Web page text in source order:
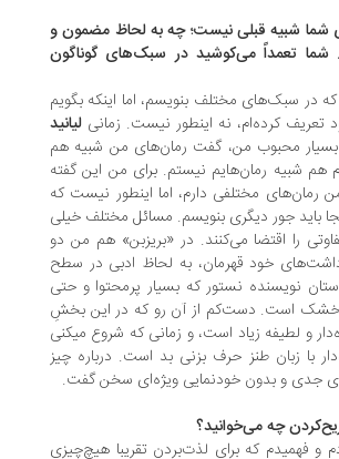
قبلی نیست؛ چه به لحاظ مضمون و
می‌کوشید در سبک‌های گوناگون
مختلف بنویسم، اما اینکه بگویم
نه اینطور نیست. زمانی لیانید
محبوب من، گفت رمان‌های من شبیه هم
رمان‌هایم نیستم. برای من این گفته
مختلفی دارم، اما اینطور نیست که
جور دیگری بنویسم. مسائل مختلف خیلی
می‌کنند. در «بریزبن» هم من دو
خود قهرمان، به لحاظ ادبی در سطح
نستور که بسیار پرمحتوا و حتی
دست‌کم از آن رو که در این بخشِ
زیاد است، و زمانی که شروع میکنی
طنز حرف بزنی بد است. درباره چیز
و بدون خودنمایی ویژه‌ای سخن گفت.
چه می‌خوانید؟
که برای لذت‌بردن تقریبا هیچ‌چیزی